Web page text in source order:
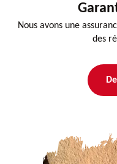
Nous avons une
des